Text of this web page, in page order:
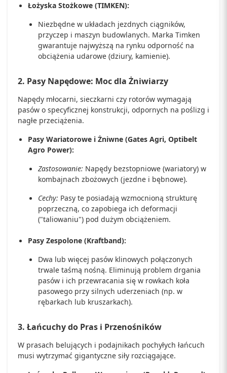
Łożyska Stożkowe (TIMKEN):
Niezbędne w układach jezdnych ciągników,
przyczep i maszyn budowlanych. Marka Timken
gwarantuje najwyższą na rynku odporność na
obciążenia udarowe (dziury, kamienie).
2. Pasy Napędowe: Moc dla Żniwiarzy
Napędy młocarni, sieczkarni czy rotorów wymagają
pasów o specyficznej konstrukcji, odpornych na poślizg i
nagłe przeciążenia.
Pasy Wariatorowe i Żniwne (Gates Agri, Optibelt
Agro Power):
Zastosowanie: Napędy bezstopniowe (wariatory) w
kombajnach zbożowych (jezdne i bębnowe).
Cechy: Pasy te posiadają wzmocnioną strukturę
poprzeczną, co zapobiega ich deformacji
("taliowaniu") pod dużym obciążeniem.
Pasy Zespolone (Kraftband):
Dwa lub więcej pasów klinowych połączonych
trwale taśmą nośną. Eliminują problem drgania
pasów i ich przewracania się w rowkach koła
pasowego przy silnych uderzeniach (np. w
rębarkach lub kruszarkach).
3. Łańcuchy do Pras i Przenośników
W prasach belujących i podajnikach pochyłych łańcuch
musi wytrzymać gigantyczne siły rozciągające.